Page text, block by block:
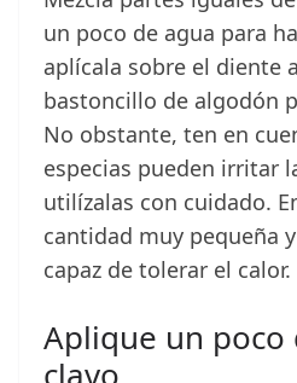
un poco de agua para
aplícala sobre el diente
bastoncillo de algodón
No obstante, ten en
especias pueden irritar
utilízalas con cuidado.
cantidad muy pequeña
capaz de tolerar el calor.
Aplique un poco